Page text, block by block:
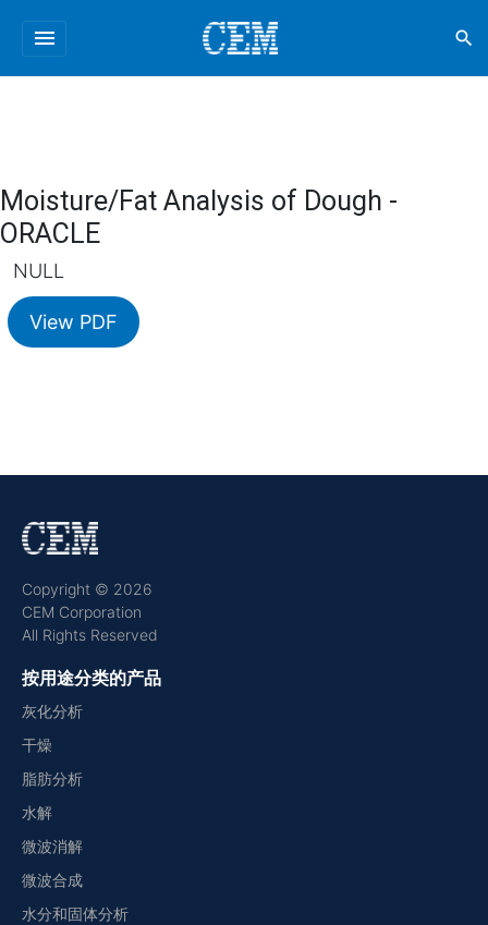
menu search
Moisture/Fat Analysis of Dough -
ORACLE
NULL
View PDF
Copyright © 2026
CEM Corporation
All Rights Reserved
按用途分类的产品
灰化分析
干燥
脂肪分析
水解
微波消解
微波合成
水分和固体分析